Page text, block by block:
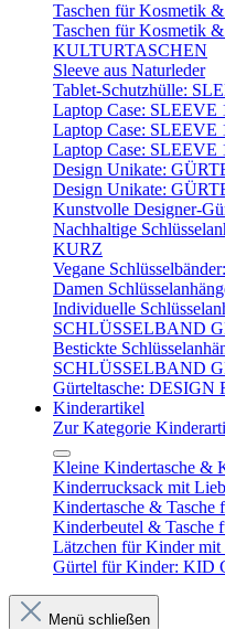
Taschen für Kosmetik
Taschen für Kosmetik
KULTURTASCHEN
Sleeve aus Naturleder
Tablet-Schutzhülle:
Laptop Case: SLEEVE
Laptop Case: SLEEVE
Laptop Case: SLEEVE
Design Unikate:
Design Unikate:
Kunstvolle Designer-
Nachhaltige
KURZ
Vegane
Damen
Individuelle
SCHLÜSSELBAND
Bestickte
SCHLÜSSELBAND
Gürteltasche: DESIGN
Kinderartikel
Zur Kategorie
Kleine Kindertasche &
Kinderrucksack mit
Kindertasche &
Kinderbeutel &
Lätzchen für Kinder
Gürtel für Kinder: KID
Menü schließen